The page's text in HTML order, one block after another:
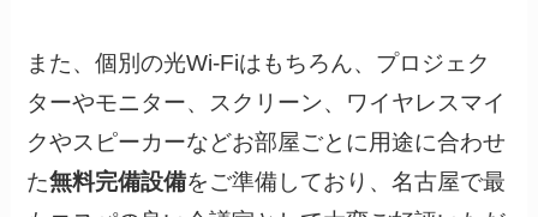
また、個別の光Wi-Fiはもちろん、プロジェク
ターやモニター、スクリーン、ワイヤレスマイ
クやスピーカーなどお部屋ごとに用途に合わせ
た無料完備設備をご準備しており、名古屋で最